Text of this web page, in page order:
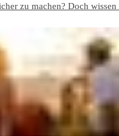
zu machen? Doch wissen